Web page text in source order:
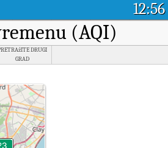
12:56
(AQI)
DRUGI
GRAD